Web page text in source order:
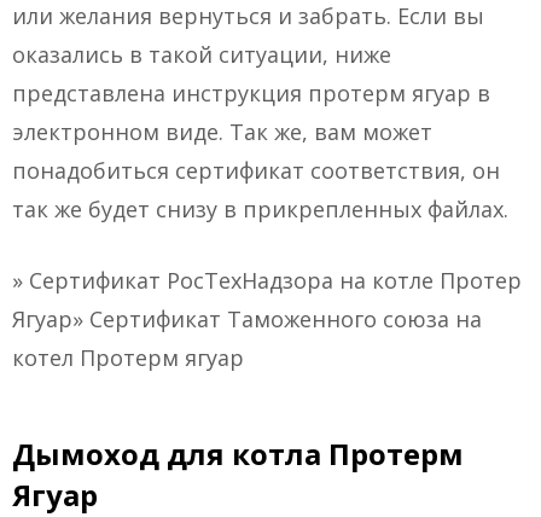
или желания вернуться и забрать. Если вы
оказались в такой ситуации, ниже
представлена инструкция протерм ягуар в
электронном виде. Так же, вам может
понадобиться сертификат соответствия, он
так же будет снизу в прикрепленных файлах.
» Сертификат РосТехНадзора на котле Протер
Ягуар» Сертификат Таможенного союза на
котел Протерм ягуар
Дымоход для котла Протерм
Ягуар